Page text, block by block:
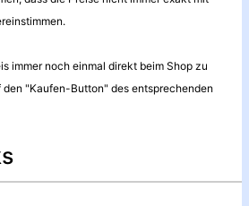
immer noch einmal direkt beim Shop zu
"Kaufen-Button" des entsprechenden